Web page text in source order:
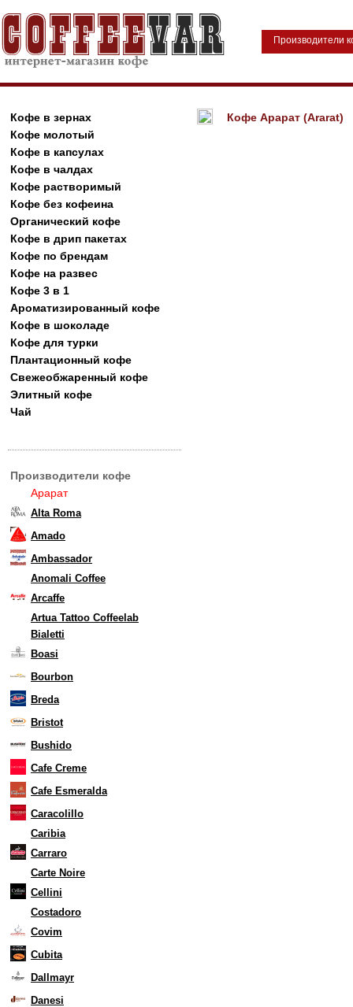
Производители
Кофе в зернах
Кофе молотый
Кофе в капсулах
Кофе в чалдах
Кофе растворимый
Кофе без кофеина
Органический кофе
Кофе в дрип пакетах
Кофе по брендам
Кофе на развес
Кофе 3 в 1
Ароматизированный кофе
Кофе в шоколаде
Кофе для турки
Плантационный кофе
Свежеобжаренный кофе
Элитный кофе
Чай
Производители кофе
Арарат
Alta Roma
Amado
Ambassador
Anomali Coffee
Arcaffe
Artua Tattoo Coffeelab
Bialetti
Boasi
Bourbon
Breda
Bristot
Bushido
Cafe Creme
Cafe Esmeralda
Caracolillo
Caribia
Carraro
Carte Noire
Cellini
Costadoro
Covim
Cubita
Dallmayr
Danesi
Кофе Арарат (Ararat)